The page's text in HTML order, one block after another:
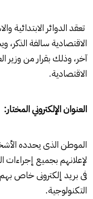
تعقد الدوائر الابتدائية
الاقتصادية سالفة
آخر، وذلك بقرار من
الاقتصادية.
العنوان الإلكتروني المختار:‏
الموطن الذى يحدده
لإعلانهم بجميع إجراءات
فى بريد ‏إلكترونى خاص
التكنولوجية.‏